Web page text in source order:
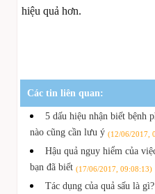
hiệu quả hơn.
Các tin liên quan:
5 dấu hiệu nhận biết bệnh
nào cũng cần lưu ý (12/06/2017,
Hậu quả nguy hiểm của
bạn đã biết (17/06/2017, 09:08:13)
Tác dụng của quả sấu là gì?